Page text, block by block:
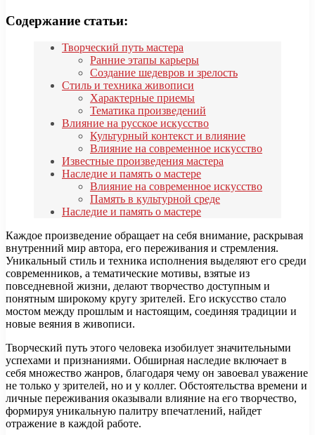
Содержание статьи:
Творческий путь мастера
Ранние этапы карьеры
Создание шедевров и зрелость
Стиль и техника живописи
Характерные приемы
Тематика произведений
Влияние на русское искусство
Культурный контекст и влияние
Влияние на современное искусство
Известные произведения мастера
Наследие и память о мастере
Влияние на современное искусство
Память в культурной среде
Наследие и память о мастере
Каждое произведение обращает на себя внимание, раскрывая
внутренний мир автора, его переживания и стремления.
Уникальный стиль и техника исполнения выделяют его среди
современников, а тематические мотивы, взятые из
повседневной жизни, делают творчество доступным и
понятным широкому кругу зрителей. Его искусство стало
мостом между прошлым и настоящим, соединяя традиции и
новые веяния в живописи.
Творческий путь этого человека изобилует значительными
успехами и признаниями. Обширная наследие включает в
себя множество жанров, благодаря чему он завоевал уважение
не только у зрителей, но и у коллег. Обстоятельства времени и
личные переживания оказывали влияние на его творчество,
формируя уникальную палитру впечатлений, найдет
отражение в каждой работе.